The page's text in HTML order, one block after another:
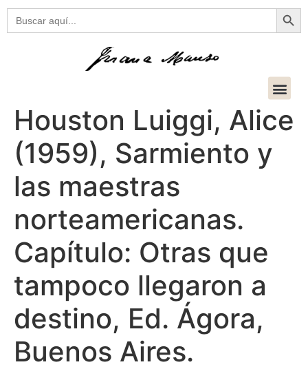
Buscar:
Houston Luiggi, Alice
(1959), Sarmiento y
las maestras
norteamericanas.
Capítulo: Otras que
tampoco llegaron a
destino, Ed. Ágora,
Buenos Aires.